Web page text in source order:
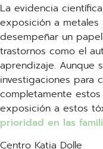
La evidencia
exposición a
desempeñar un
trastornos como el
aprendizaje. Aunque
investigaciones para
completamente
exposición a estos
prioridad en las
Centro Katia Dolle